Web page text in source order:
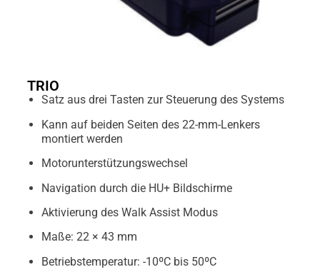
TRIO
Satz aus drei Tasten zur Steuerung des Systems
Kann auf beiden Seiten des 22-mm-Lenkers
montiert werden
Motorunterstützungswechsel
Navigation durch die HU+ Bildschirme
Aktivierung des Walk Assist Modus
Maße: 22 × 43 mm
Betriebstemperatur: -10ºC bis 50ºC